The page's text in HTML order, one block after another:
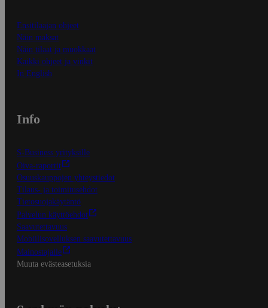
Ensitilaajan ohjeet
Näin maksat
Näin tilaat ja muokkaat
Kaikki ohjeet ja vinkit
In English
Info
S-Business yrityksille
Oiva-raportit
Osuuskauppojen yhteystiedot
Tilaus- ja toimitusehdot
Tietosuojakäytäntö
Palvelun käyttöehdot
Saavutettavuus
Mobiilisovelluksen saavutettavuus
Mainostajalle
Muuta evästeasetuksia